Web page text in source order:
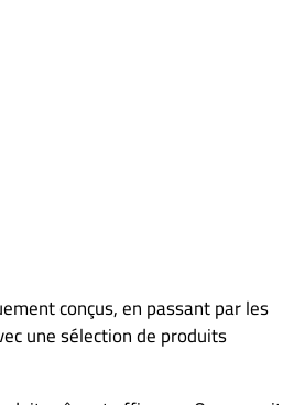
conçus, en passant par les
une sélection de produits